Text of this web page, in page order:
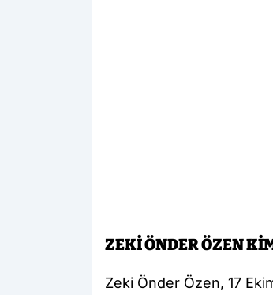
ZEKİ ÖNDER ÖZEN
Zeki Önder Özen, 17